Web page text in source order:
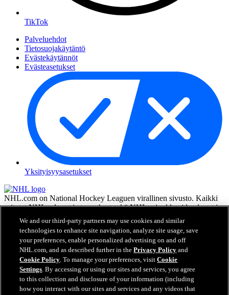
TikTok
Palveluehdot
Tietosuojakäytäntö
Evästekäytännöt
Evästeasetukset
Yksityisyysasetukset
NHL.com on National Hockey Leaguen virallinen sivusto. Kaikki
esitetyt NHL:n logot ja tunnukset sekä NHL:n joukkueiden logot ja
tunnukset ovat NHL:n ja sen joukkueiden omaisuutta, eikä niitä saa
toisintaa ilman NHL Enterprises, L.P.:n hyväksyntää. © NHL 2026.
Kaikki oikeudet pidätetään. Kaikki NHL-joukkueiden pelaajien
nimillä ja numeroilla varustetut pelipaidat ovat virallisesti NHL:n ja
NHLPA:n lisenssin alla. Zambonin merkki ja Zamboni-jääkoneen
rakenne ovat rekisteröityjä tavaramerkkejä, jotka omistaa Frank J.
Zamboni & Co., Inc. © Frank J. Zamboni & Co., Inc. 2026. Kaikki
oikeudet pidätetään. Kaikki muut kolmannen osapuolen
tavaramerkit ja tekijänoikeudet ovat niiden omistajien omaisuutta.
We and our third-party partners may use cookies and similar
technologies to enhance site navigation, analyze site usage, save
your preferences, enable personalized advertising on and off
NHL.com, and as described further in thePrivacy Policy and
Cookie Policy. To manage your preferences, visitCookie
Settings. By accessing or using our sites and services, you agree
to this collection and disclosure of your information (including
how you interact with our sites and services and any videos that